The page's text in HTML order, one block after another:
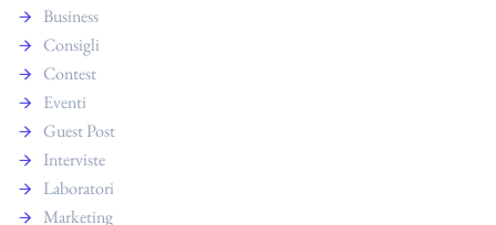
Business
Consigli
Contest
Eventi
Guest Post
Interviste
Laboratori
Marketing